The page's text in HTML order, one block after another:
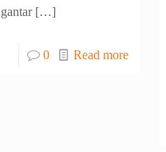
[…]
0 Read more